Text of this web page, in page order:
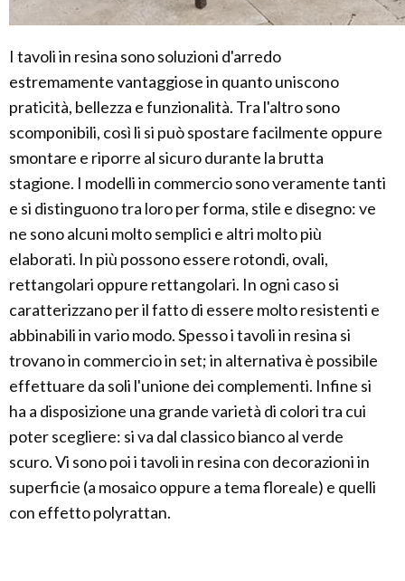
I tavoli in resina sono soluzioni d'arredo
estremamente vantaggiose in quanto uniscono
praticità, bellezza e funzionalità. Tra l'altro sono
scomponibili, così li si può spostare facilmente oppure
smontare e riporre al sicuro durante la brutta
stagione. I modelli in commercio sono veramente tanti
e si distinguono tra loro per forma, stile e disegno: ve
ne sono alcuni molto semplici e altri molto più
elaborati. In più possono essere rotondi, ovali,
rettangolari oppure rettangolari. In ogni caso si
caratterizzano per il fatto di essere molto resistenti e
abbinabili in vario modo. Spesso i tavoli in resina si
trovano in commercio in set; in alternativa è possibile
effettuare da soli l'unione dei complementi. Infine si
ha a disposizione una grande varietà di colori tra cui
poter scegliere: si va dal classico bianco al verde
scuro. Vi sono poi i tavoli in resina con decorazioni in
superficie (a mosaico oppure a tema floreale) e quelli
con effetto polyrattan.